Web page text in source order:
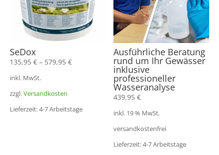
SeDox
135,95 € – 579,95 €
inkl. MwSt.
zzgl.Versandkosten
Lieferzeit: 4-7 Arbeitstage
Ausführliche Beratung
rund um Ihr Gewässer
inklusive
professioneller
Wasseranalyse
439,95€
inkl. 19 % MwSt.
versandkostenfrei
Lieferzeit: 4-7 Arbeitstage